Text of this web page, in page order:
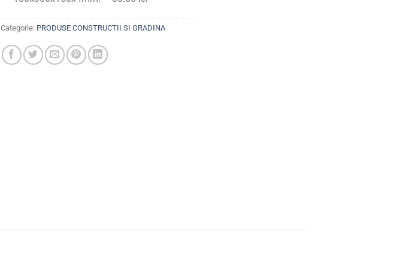
Categorie: PRODUSE CONSTRUCTII SI GRADINA